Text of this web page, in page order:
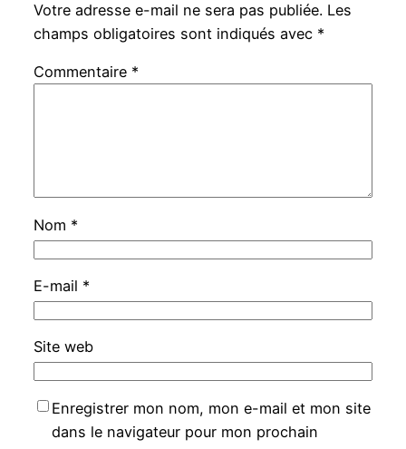
Votre adresse e-mail ne sera pas publiée. Les
champs obligatoires sont indiqués avec *
Commentaire *
Nom *
E-mail *
Site web
Enregistrer mon nom, mon e-mail et mon site
dans le navigateur pour mon prochain